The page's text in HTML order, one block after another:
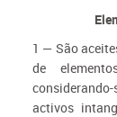
1 — São
de
activos